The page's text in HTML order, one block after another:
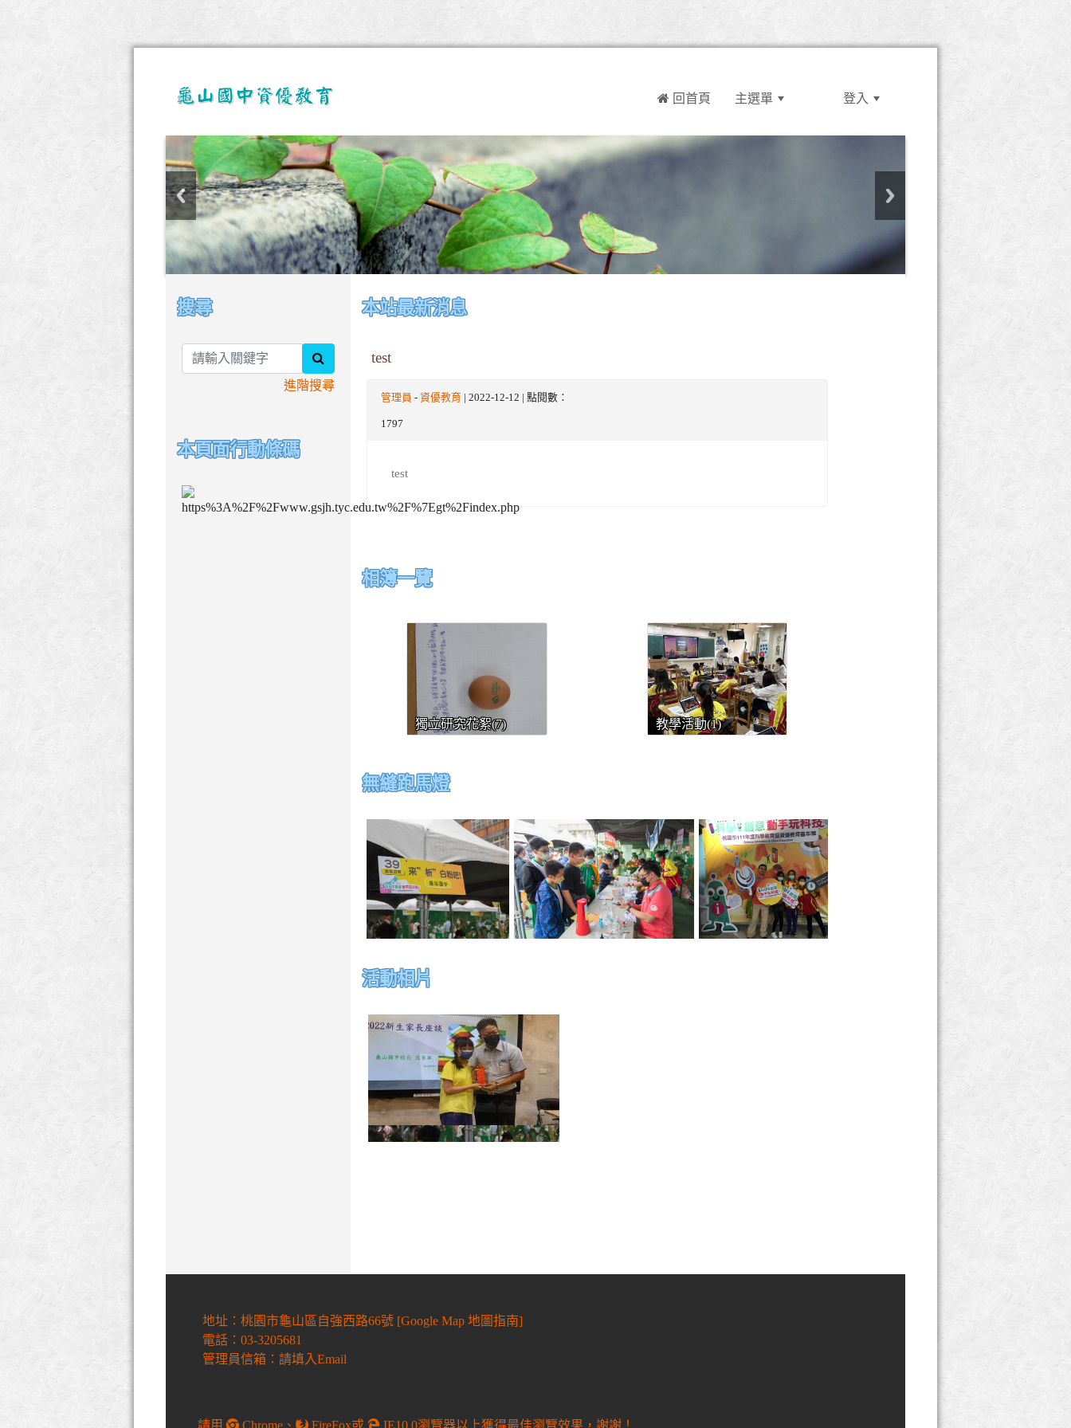
 回首頁 主選單 登入
本站最新消息
test
管理員 - 資優教育 | 2022-12-12 | 點閱數：
1797
test
相簿一覽
獨立研究花絮(7) 教學活動(1)
無縫跑馬燈
photo-103 photo-104
活動相片
:::
搜尋
進階搜尋
本頁面行動條碼
地址：桃園市龜山區自強西路66號 [Google Map 地圖指南]
電話：03-3205681
管理員信箱：請填入Email
請用 Chrome 、 FireFox或 IE10.0瀏覽器以上獲得最佳瀏覽效果，謝謝！